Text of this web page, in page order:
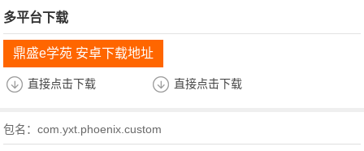
多平台下载
鼎盛e学苑 安卓下载地址
直接点击下载 直接点击下载
包名：com.yxt.phoenix.custom